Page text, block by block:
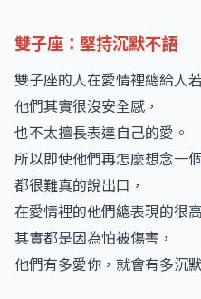
雙子座：堅持沉默不語
雙子座的人在愛情裡總給人
他們其實很沒安全感，
也不太擅長表達自己的愛。
所以即使他們再怎麼想念一
都很難真的說出口，
在愛情裡的他們總表現的很
其實都是因為怕被傷害，
他們有多愛你，就會有多沉